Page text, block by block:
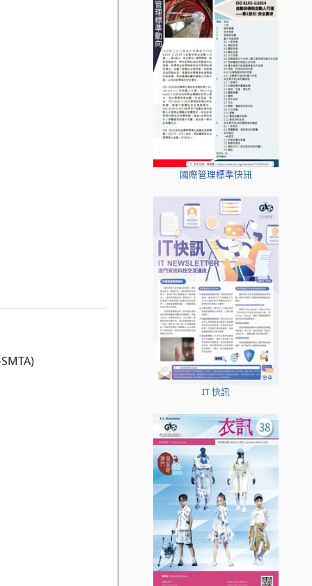
國際管理標準快訊
IT 快訊